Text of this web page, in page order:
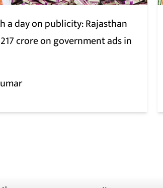
a day on publicity: Rajasthan
crore on government ads in